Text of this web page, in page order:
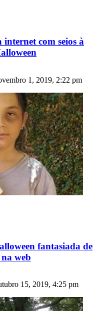
com seios à
1, 2019, 2:22 pm
fantasiada de
na web
15, 2019, 4:25 pm